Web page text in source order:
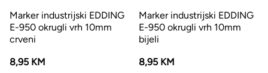
Marker industrijski EDDING
E-950 okrugli vrh 10mm
crveni
8,95 KM
Marker industrijski EDDING
E-950 okrugli vrh 10mm
bijeli
8,95 KM